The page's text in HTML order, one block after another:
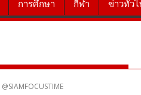
การศึกษา กีฬา ข่าวทั่ว
@SIAMFOCUSTIME